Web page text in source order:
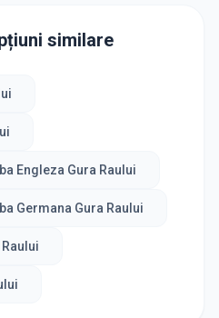
similare
Engleza Gura Raului
Germana Gura Raului